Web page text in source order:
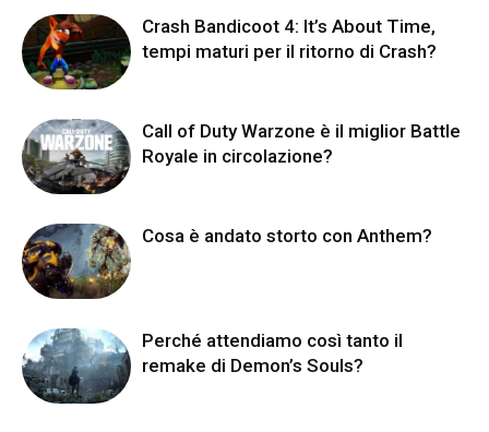
Crash Bandicoot 4: It’s About Time,
tempi maturi per il ritorno di Crash?
Call of Duty Warzone è il miglior Battle
Royale in circolazione?
Cosa è andato storto con Anthem?
Perché attendiamo così tanto il
remake di Demon’s Souls?